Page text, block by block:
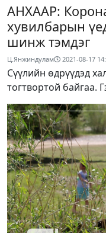
АНХААР:
хувилбарын
шинж тэмдэг
Ц.Янжиндулам 2021-08-17
Сүүлийн өдрүүдэд
тогтвортой байгаа.